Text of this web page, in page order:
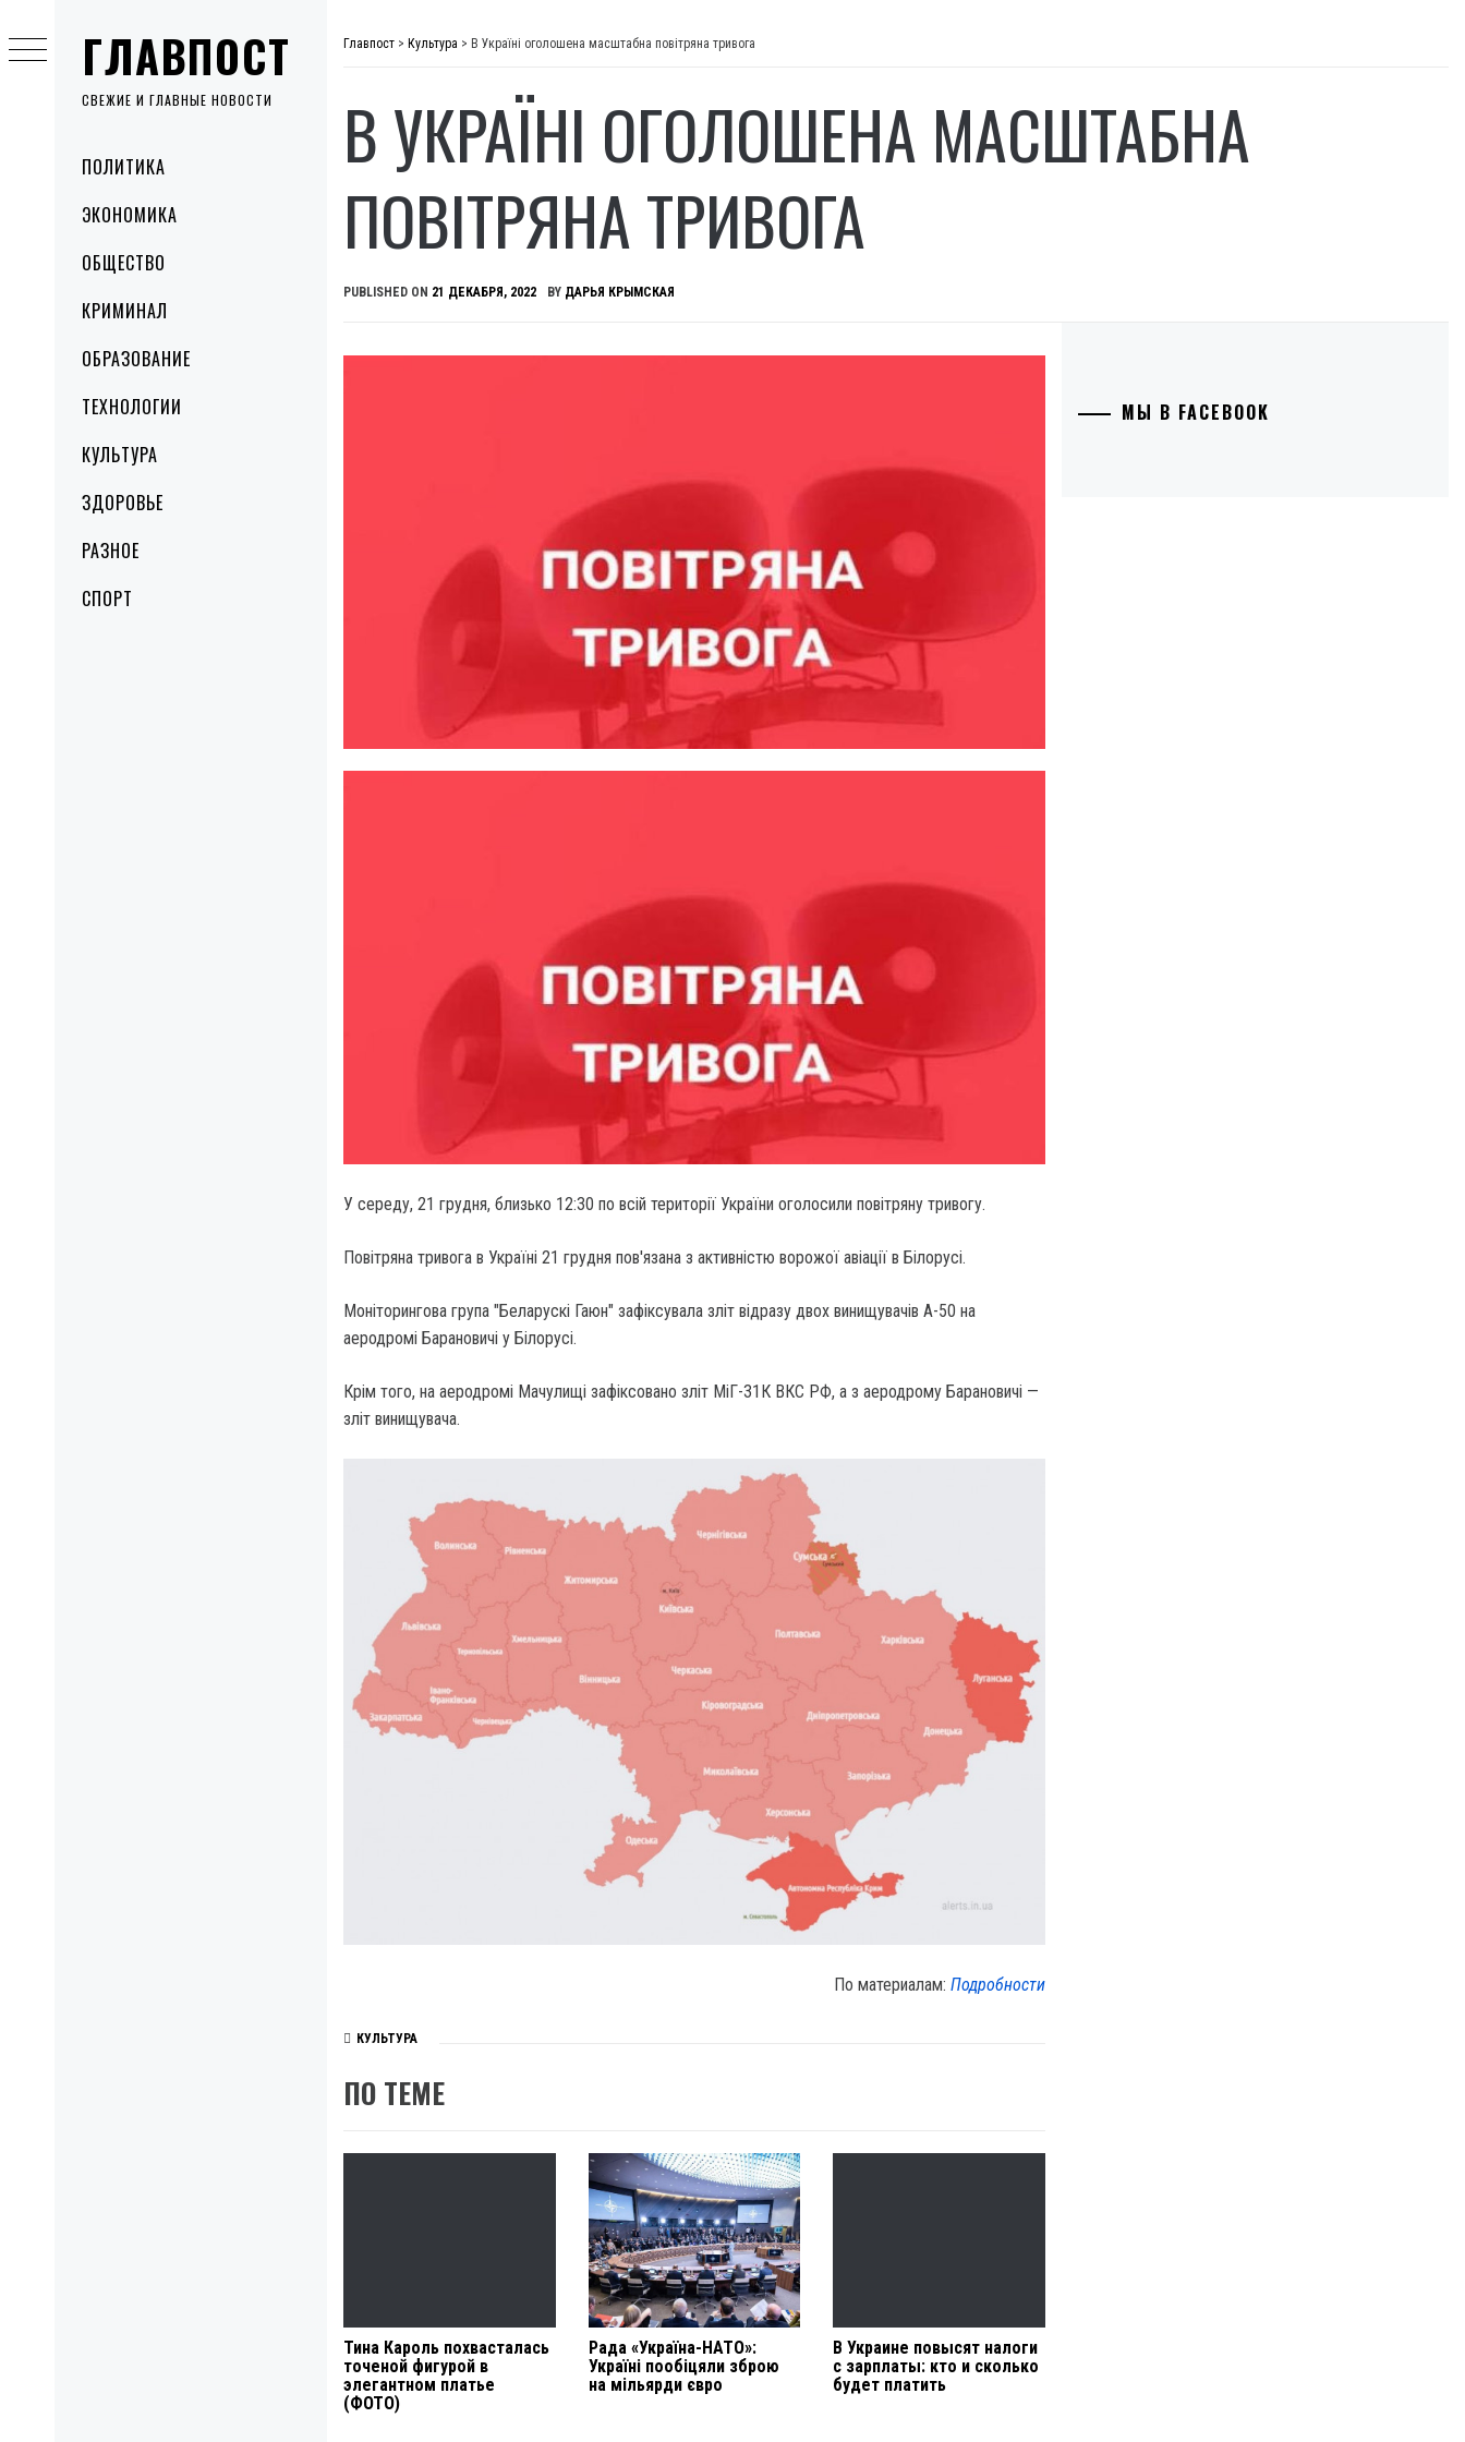
ГЛАВПОСТ
СВЕЖИЕ И ГЛАВНЫЕ НОВОСТИ
MenuПОЛИТИКА
ЭКОНОМИКА
ОБЩЕСТВО
КРИМИНАЛ
ОБРАЗОВАНИЕ
ТЕХНОЛОГИИ
КУЛЬТУРА
ЗДОРОВЬЕ
РАЗНОЕ
СПОРТ
to
content
Главпост > Культура > В Україні оголошена масштабна повітряна тривога
В УКРАЇНІ ОГОЛОШЕНА МАСШТАБНА
ПОВІТРЯНА ТРИВОГА
PUBLISHED ON 21 ДЕКАБРЯ, 2022 BY ДАРЬЯ КРЫМСКАЯ
У середу, 21 грудня, близько 12:30 по всій території України оголосили повітряну тривогу.
Повітряна тривога в Україні 21 грудня пов'язана з активністю ворожої авіації в Білорусі.
Моніторингова група "Беларускі Гаюн" зафіксувала зліт відразу двох винищувачів А-50 на
аеродромі Барановичі у Білорусі.
Крім того, на аеродромі Мачулищі зафіксовано зліт МіГ-31К ВКС РФ, а з аеродрому Барановичі —
зліт винищувача.
По материалам:Подробности
КУЛЬТУРА
ПО ТЕМЕ
Тина Кароль похвасталась
точеной фигурой в
элегантном платье
(ФОТО)
Рада «Україна-НАТО»:
Україні пообіцяли зброю
на мільярди євро
В Украине повысят налоги
с зарплаты: кто и сколько
будет платить
МЫ В FACEBOOK